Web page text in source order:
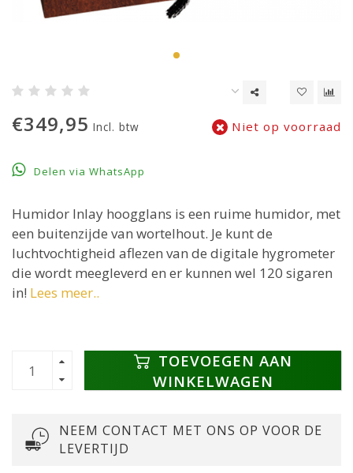
€349,95 Incl. btw Niet op voorraad
Delen via WhatsApp
Humidor Inlay hoogglans is een ruime humidor, met
een buitenzijde van wortelhout. Je kunt de
luchtvochtigheid aflezen van de digitale hygrometer
die wordt meegleverd en er kunnen wel 120 sigaren
in! Lees meer..
TOEVOEGEN AAN
WINKELWAGEN
NEEM CONTACT MET ONS OP VOOR DE
LEVERTIJD